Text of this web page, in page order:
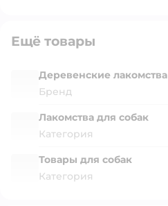
Ещё товары
Деревенские лакомства
Бренд
Лакомства для собак
Категория
Товары для собак
Категория